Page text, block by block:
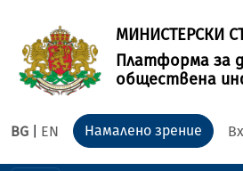
МИНИСТЕРСКИ
Платформа за
обществена
BG EN Намалено зрение